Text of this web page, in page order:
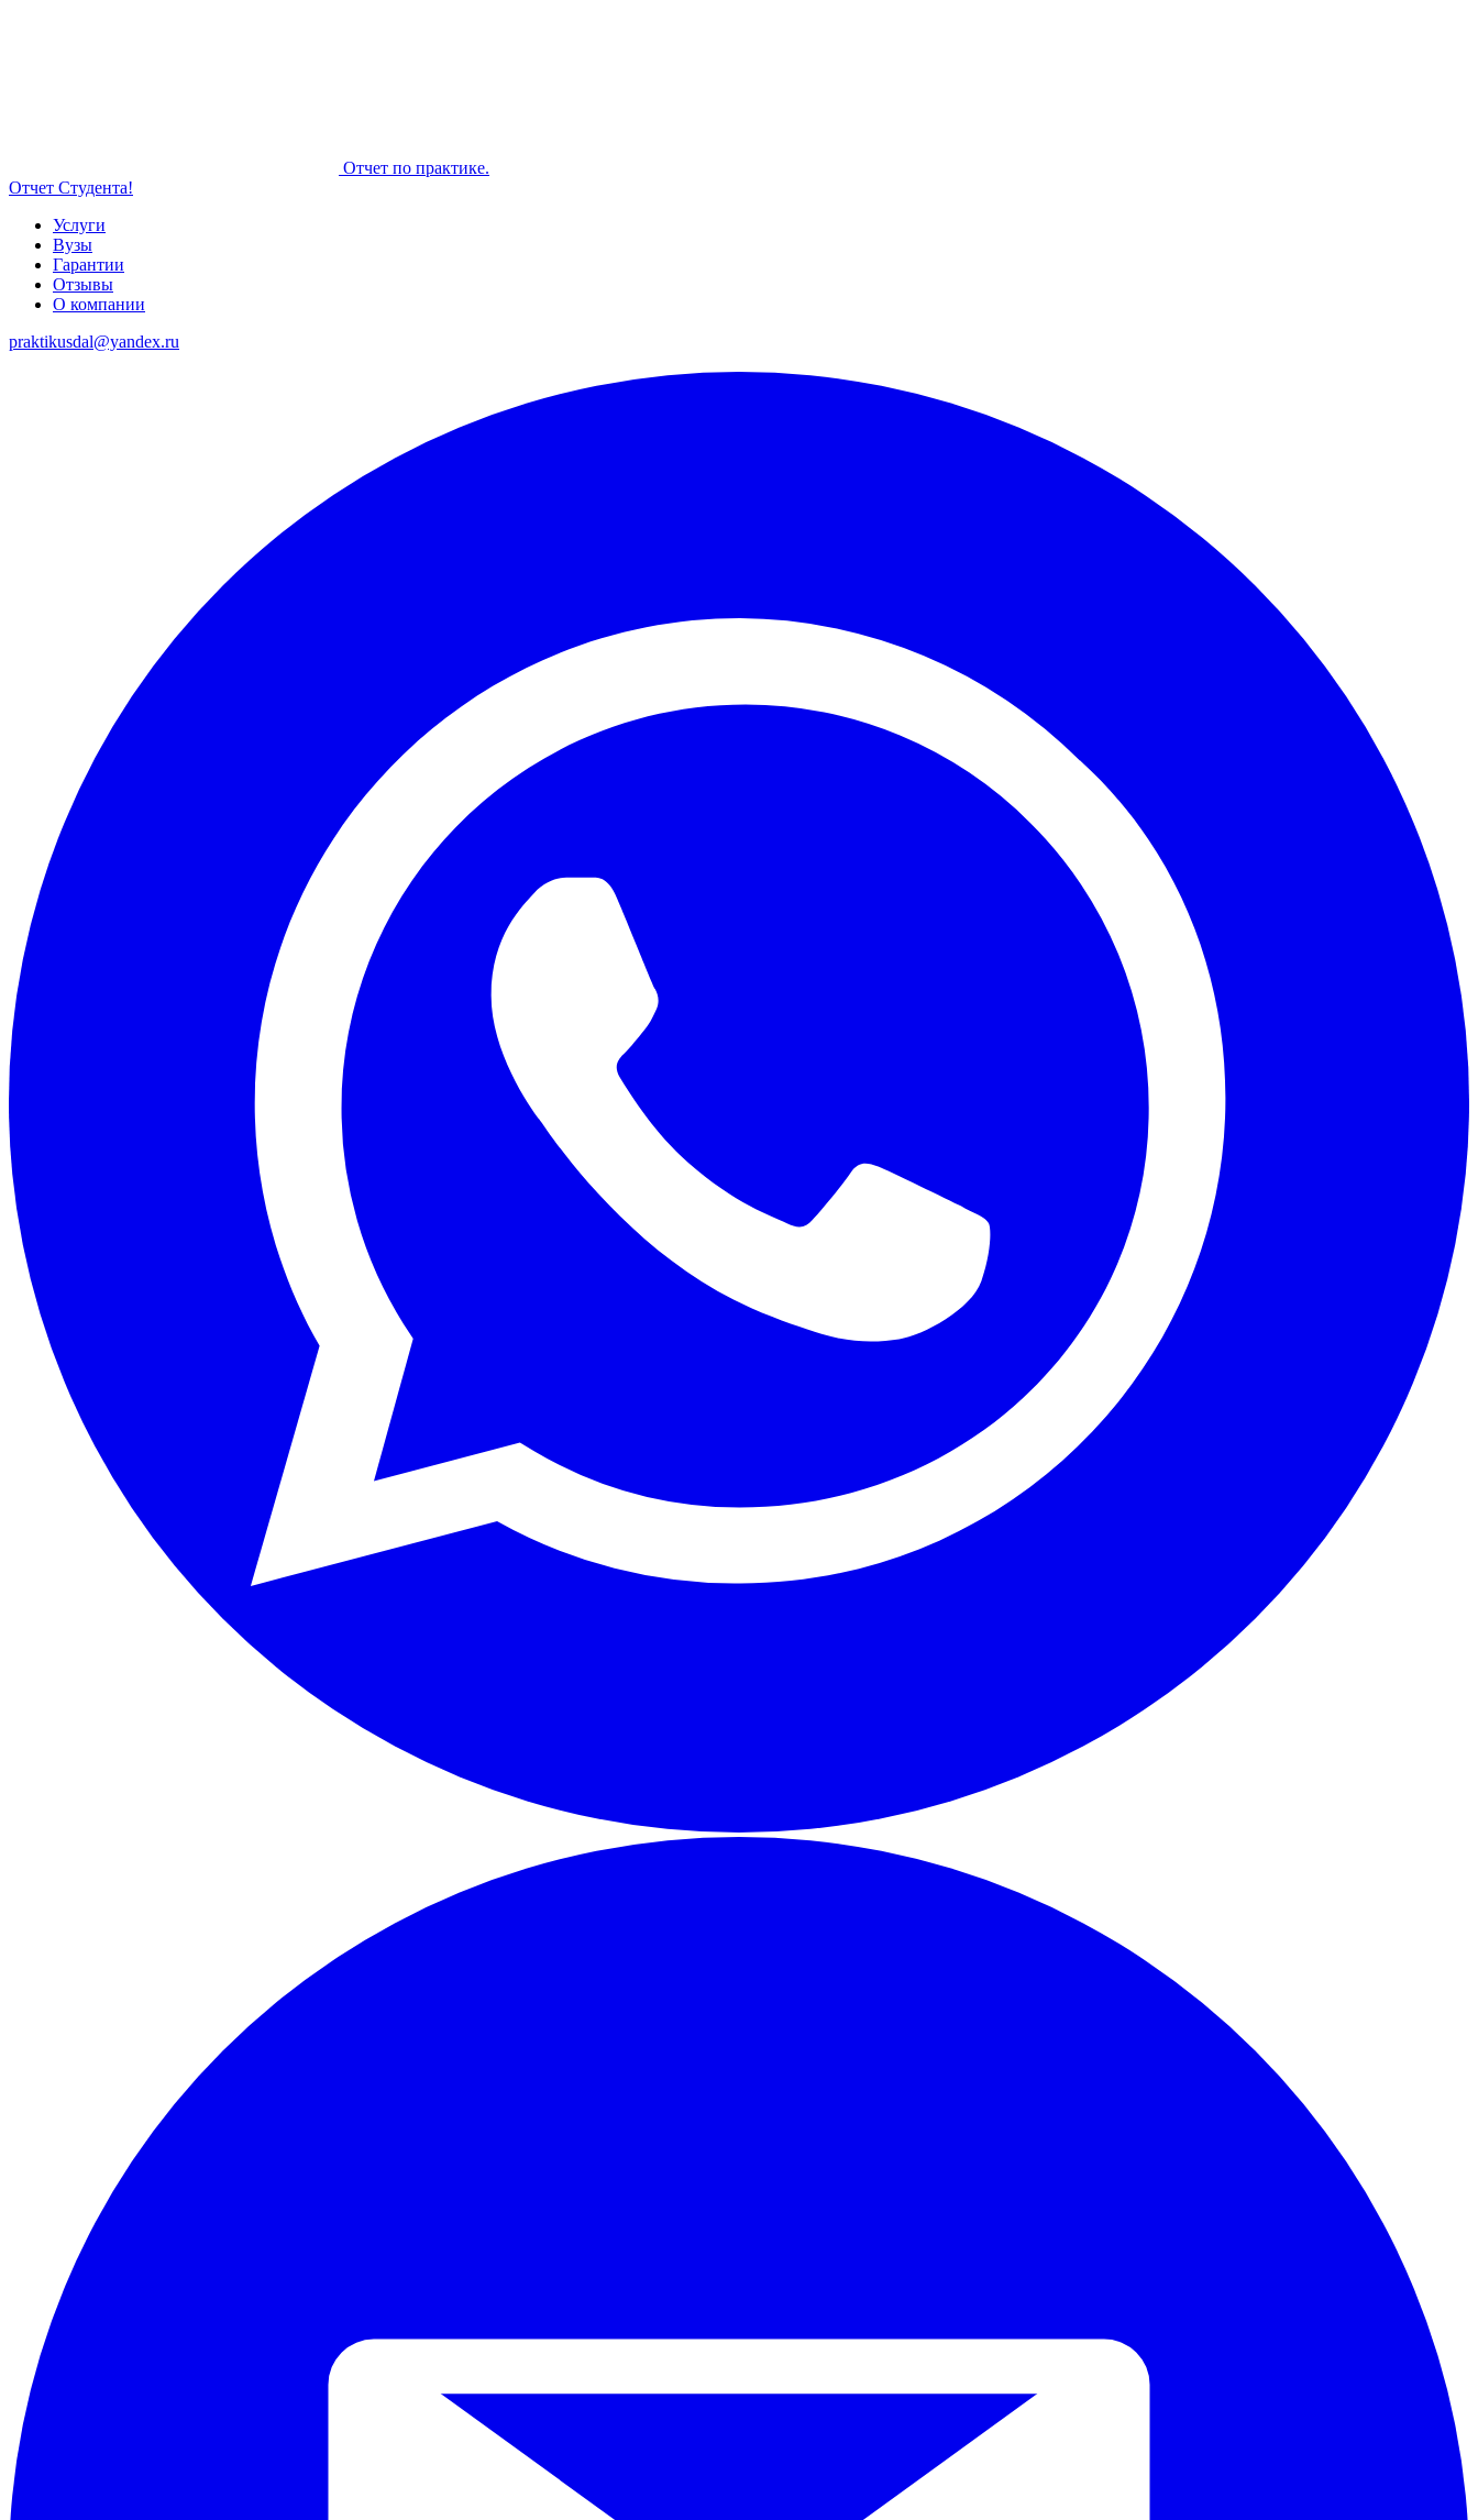
Отчет по практике.
Отчет Студента!
Услуги
Вузы
Гарантии
Отзывы
О компании
praktikusdal@yandex.ru